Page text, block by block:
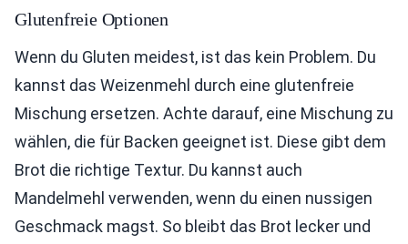
Glutenfreie Optionen
Wenn du Gluten meidest, ist das kein Problem. Du
kannst das Weizenmehl durch eine glutenfreie
Mischung ersetzen. Achte darauf, eine Mischung zu
wählen, die für Backen geeignet ist. Diese gibt dem
Brot die richtige Textur. Du kannst auch
Mandelmehl verwenden, wenn du einen nussigen
Geschmack magst. So bleibt das Brot lecker und